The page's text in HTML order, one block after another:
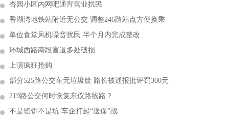
杏园小区内网吧通宵营业扰民
香湖湾地铁站附近无公交 调整246路站点方便换乘
单位食堂风机噪音扰民 半个月内完成整改
环城西路南段盲道多处破损
上演疯狂抢购
部分525路公交车无垃圾筐 路长被通报批评罚300元
219路公交何时恢复东仪路线路？
不是馅饼不是坑 车企打起“送保”战